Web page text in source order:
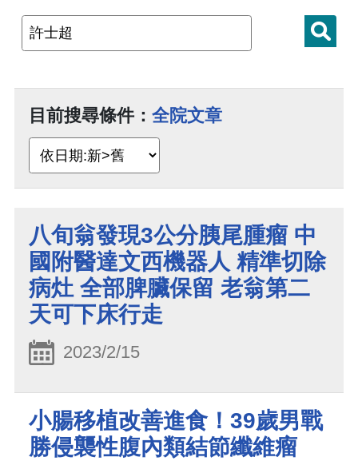
目前搜尋條件： 全院文章
八旬翁發現3公分胰尾腫瘤 中
國附醫達文西機器人 精準切除
病灶 全部脾臟保留 老翁第二
天可下床行走
2023/2/15
小腸移植改善進食！39歲男戰
勝侵襲性腹內類結節纖維瘤